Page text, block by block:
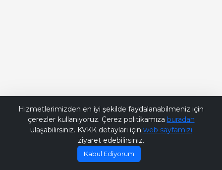
Hizmetlerimizden en iyi şekilde faydalanabilmeniz için
çerezler kullanıyoruz. Çerez politikamıza buradan
ulaşabilirsiniz. KVKK detayları için web sayfamızı
ziyaret edebilirsiniz.
Kabul Ediyorum
Bana Soru Sor | Ask Me